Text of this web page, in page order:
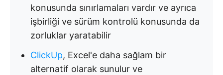
konusunda sınırlamaları vardır ve ayrıca
işbirliği ve sürüm kontrolü konusunda da
zorluklar yaratabilir
ClickUp, Excel'e daha sağlam bir
alternatif olarak sunulur ve